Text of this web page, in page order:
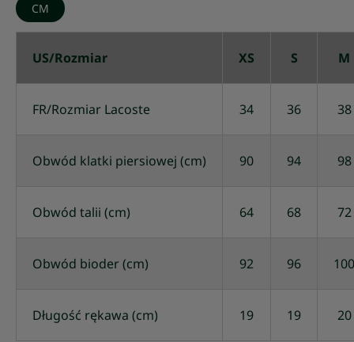
CM
US/Rozmiar XS S M
FR/Rozmiar Lacoste 34 36 38
Obwód klatki piersiowej (cm) 90 94 98
Obwód talii (cm) 64 68 72
Obwód bioder (cm) 92 96 100
Długość rękawa (cm) 19 19 20